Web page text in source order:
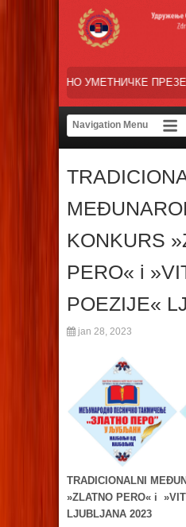
»ВЕСЕЛИ ДАНИ
KONKURS
PERO« i
POEZIJE«
jan 28, 2023
TRADICIONALNI
»ZLATNO PERO« i
LJUBLJANA 2023